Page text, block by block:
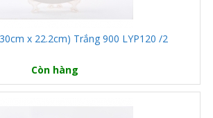
x 22.2cm) Trắng 900 LYP120 /2
Còn hàng